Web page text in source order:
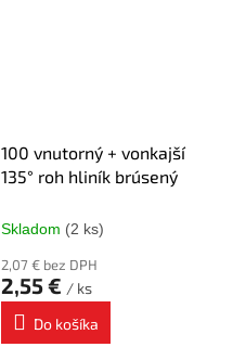
100 vnutorný + vonkajší
135° roh hliník brúsený
Skladom (2 ks)
2,07 € bez DPH
2,55 € / ks
Do košíka